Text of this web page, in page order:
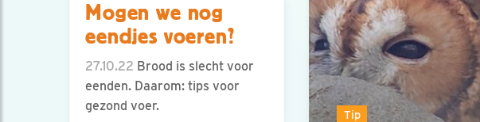
Mogen we nog
eendjes voeren?
27.10.22 Brood is slecht voor
eenden. Daarom: tips voor
gezond voer.
Tip